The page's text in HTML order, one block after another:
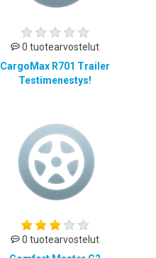
0 tuotearvostelut
CargoMax R701 Trailer
Testimenestys!
0 tuotearvostelut